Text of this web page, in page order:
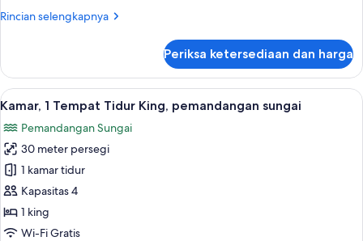
Twin,
Rincian selengkapnya
Rincian
Kamar,
Tempat
Twin,
pemandangan
gunung
Periksa ketersediaan dan harga
Lihat
semua
foto
untuk
Kamar,
1
Tempat
Tidur
Seprai premium, selimut bulu angsa,
8
Kamar, 1 Tempat Tidur King, pemandangan sungai
Pemandangan Sungai
30 meter persegi
1 kamar tidur
Kapasitas 4
1 king
Wi-Fi Gratis